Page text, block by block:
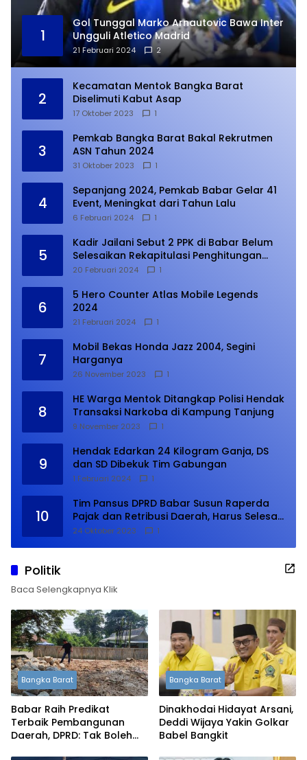
1
Gol Tunggal Marko Arnautovic Bawa Inter
Ungguli Atletico Madrid
21 Februari 2024 2
2
Kecamatan Mentok Bangka Barat
Diselimuti Kabut Asap
17 Oktober 2023 1
3
Pemkab Bangka Barat Bakal Rekrutmen
ASN Tahun 2024
31 Oktober 2023 1
4
Sepanjang 2024, Pemkab Babar Gelar 41
Event, Meningkat dari Tahun Lalu
6 Februari 2024 1
5
Kadir Jailani Sebut 2 PPK di Babar Belum
Selesaikan Rekapitulasi Penghitungan
Suara
20 Februari 2024 1
6
5 Hero Counter Atlas Mobile Legends
2024
21 Februari 2024 1
7
Mobil Bekas Honda Jazz 2004, Segini
Harganya
26 November 2023 1
8
HE Warga Mentok Ditangkap Polisi Hendak
Transaksi Narkoba di Kampung Tanjung
9 November 2023 1
9
Hendak Edarkan 24 Kilogram Ganja, DS
dan SD Dibekuk Tim Gabungan
1 Februari 2024 1
10
Tim Pansus DPRD Babar Susun Raperda
Pajak dan Retribusi Daerah, Harus Selesai
Januari 2024
24 Oktober 2023 1
Politik
Baca Selengkapnya Klik
Bangka Barat
Babar Raih Predikat
Terbaik Pembangunan
Daerah, DPRD: Tak Boleh
Bangka Barat
Dinakhodai Hidayat Arsani,
Deddi Wijaya Yakin Golkar
Babel Bangkit